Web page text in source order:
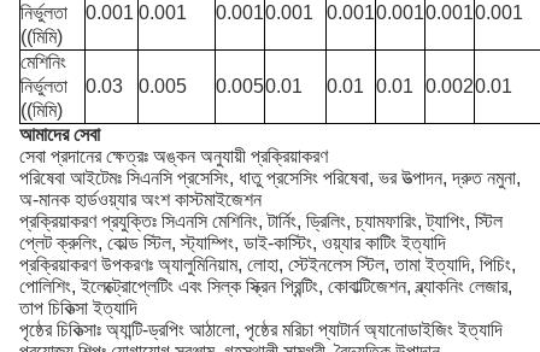
নির্ভুলতা
((মিমি)
0.001 0.001 0.0010.001 0.0010.0010.0010.001
মেশিনিং
নির্ভুলতা
((মিমি)
0.03 0.005 0.0050.01 0.01 0.01 0.0020.01
আমাদের সেবা
সেবা প্রদানের ক্ষেত্রঃ অঙ্কন অনুযায়ী প্রক্রিয়াকরণ
পরিষেবা আইটেমঃ সিএনসি প্রসেসিং, ধাতু প্রসেসিং পরিষেবা, ভর উত্পাদন, দ্রুত নমুনা,
অ-মানক হার্ডওয়্যার অংশ কাস্টমাইজেশন
প্রক্রিয়াকরণ প্রযুক্তিঃ সিএনসি মেশিনিং, টার্নিং, ড্রিলিং, চ্যামফারিং, ট্যাপিং, স্টিল
প্লেট ক্রুলিং, কোল্ড স্টিল, স্ট্যাম্পিং, ডাই-কাস্টিং, ওয়্যার কাটিং ইত্যাদি
প্রক্রিয়াকরণ উপকরণঃ অ্যালুমিনিয়াম, লোহা, স্টেইনলেস স্টিল, তামা ইত্যাদি, পিচিং,
পোলিশিং, ইলেক্ট্রোপ্লেটিং এবং সিল্ক স্ক্রিন প্রিন্টিং, কোবাল্টিজেশন, ব্ল্যাকনিং লেজার,
তাপ চিকিত্সা ইত্যাদি
পৃষ্ঠের চিকিত্সাঃ অ্যান্টি-ড্রপিং আঠালো, পৃষ্ঠের মরিচা প্যাটার্ন অ্যানোডাইজিং ইত্যাদি